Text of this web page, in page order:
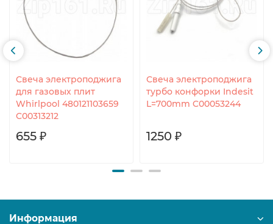
Свеча электроподжига
для газовых плит
Whirlpool 480121103659
C00313212
655 ₽
Свеча электроподжига
турбо конфорки Indesit
L=700mm C00053244
1250 ₽
Информация